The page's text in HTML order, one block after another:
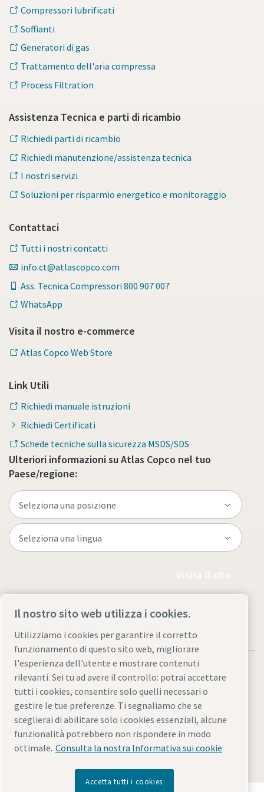
Compressori lubrificati
Soffianti
Generatori di gas
Trattamento dell'aria compressa
Process Filtration
Assistenza Tecnica e parti di ricambio
Richiedi parti di ricambio
Richiedi manutenzione/assistenza tecnica
I nostri servizi
Soluzioni per risparmio energetico e monitoraggio
Contattaci
Tutti i nostri contatti
info.ct@atlascopco.com
Ass. Tecnica Compressori 800 907 007
WhatsApp
Visita il nostro e-commerce
Atlas Copco Web Store
Link Utili
Richiedi manuale istruzioni
Richiedi Certificati
Schede tecniche sulla sicurezza MSDS/SDS
Ulteriori informazioni su Atlas Copco nel tuo
Paese/regione:
Informativa sulla privacy e note legali
Gestione preferenze cookiesAccessibilitàMappa del sito
© 2026 Atlas Copco Italia S.r.l.
Il nostro sito web utilizza i cookies.
Utilizziamo i cookies per garantire il corretto
funzionamento di questo sito web, migliorare
l'esperienza dell'utente e mostrare contenuti
rilevanti. Sei tu ad avere il controllo: potrai accettare
tutti i cookies, consentire solo quelli necessari o
gestire le tue preferenze. Ti segnaliamo che se
sceglierai di abilitare solo i cookies essenziali, alcune
funzionalità potrebbero non rispondere in modo
ottimale. Consulta la nostra Informativa sui cookie
Accetta tutti i cookies